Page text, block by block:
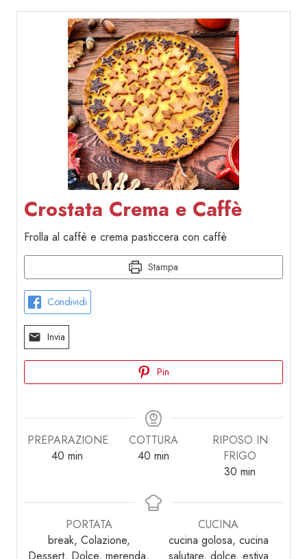
Crostata Crema e Caffè
Frolla al caffè e crema pasticcera con caffè
Stampa
Condividi
Invia
Pin
PREPARAZIONE
40 minuti
min
COTTURA
40 minuti
min
RIPOSO IN
FRIGO
30 minuti
min
PORTATA
break, Colazione,
CUCINA
cucina golosa, cucina